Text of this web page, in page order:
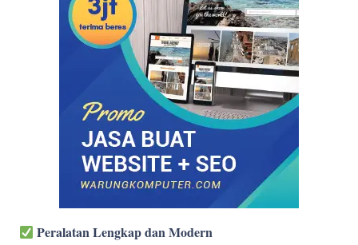
Peralatan Lengkap dan Modern